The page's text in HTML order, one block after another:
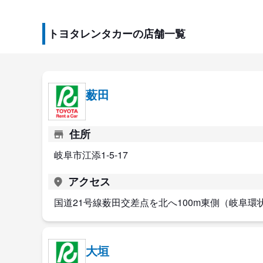
トヨタレンタカーの店舗一覧
薮田
住所
岐阜市江添1-5-17
アクセス
国道21号線薮田交差点を北へ100m東側（岐阜環
大垣